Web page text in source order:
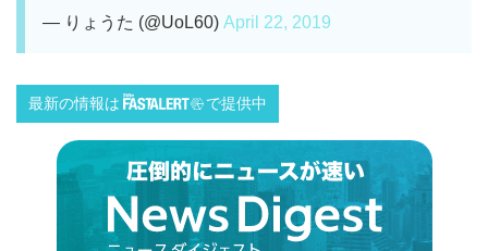
— りょうた (@UoL60) April 22, 2019
最新の情報は で提供中